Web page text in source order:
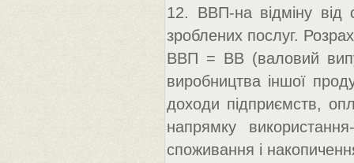
12. ВВП-на відміну
зроблених послуг.
ВВП = ВВ (валовий
виробництва іншої
доходи підприємств,
напрямку
споживання і